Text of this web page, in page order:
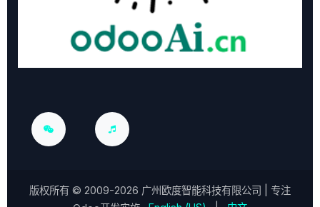
版权所有 © 2009-2026 广州欧度智能科技有限公司
| 专注